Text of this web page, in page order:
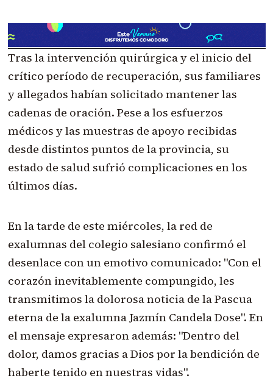
Tras la intervención quirúrgica y el inicio del
crítico período de recuperación, sus familiares
y allegados habían solicitado mantener las
cadenas de oración. Pese a los esfuerzos
médicos y las muestras de apoyo recibidas
desde distintos puntos de la provincia, su
estado de salud sufrió complicaciones en los
últimos días.
En la tarde de este miércoles, la red de
exalumnas del colegio salesiano confirmó el
desenlace con un emotivo comunicado: "Con el
corazón inevitablemente compungido, les
transmitimos la dolorosa noticia de la Pascua
eterna de la exalumna Jazmín Candela Dose". En
el mensaje expresaron además: "Dentro del
dolor, damos gracias a Dios por la bendición de
haberte tenido en nuestras vidas".